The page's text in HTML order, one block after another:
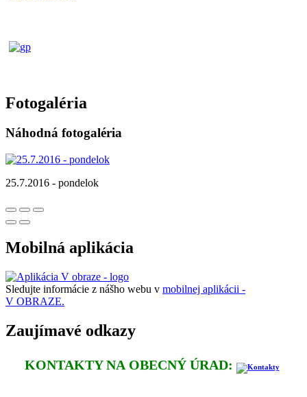
Fotogaléria
Náhodná fotogaléria
25.7.2016 - pondelok
Mobilná aplikácia
Sledujte informácie z nášho webu v mobilnej aplikácii -
V OBRAZE.
Zaujímavé odkazy
KONTAKTY NA OBECNÝ ÚRAD: